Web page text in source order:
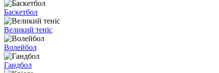
Баскетбол
Великий теніс
Волейбол
Гандбол